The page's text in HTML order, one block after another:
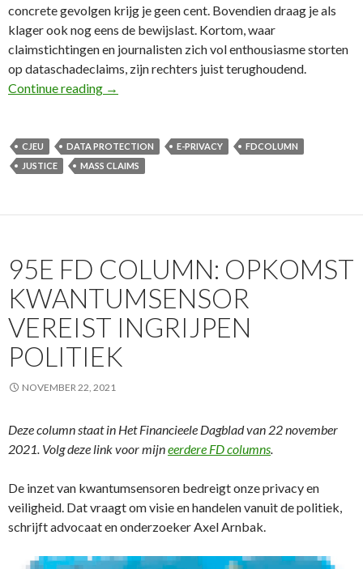
concrete gevolgen krijg je geen cent. Bovendien draag je als
klager ook nog eens de bewijslast. Kortom, waar
claimstichtingen en journalisten zich vol enthousiasme storten
op dataschadeclaims, zijn rechters juist terughoudend.
Continue reading 98e FD Column: Massaclaims lang niet altijd
→
CJEU DATA PROTECTION E-PRIVACY
FDCOLUMN
JUSTICE
MASS CLAIMS
95E FD COLUMN: OPKOMST
KWANTUMSENSOR
VEREIST INGRIJPEN
POLITIEK
NOVEMBER 22, 2021
Deze column staat in Het Financieele Dagblad van 22 november
2021. Volg deze link voor mijneerdere FD columns.
De inzet van kwantumsensoren bedreigt onze privacy en
veiligheid. Dat vraagt om visie en handelen vanuit de politiek,
schrijft advocaat en onderzoeker Axel Arnbak.